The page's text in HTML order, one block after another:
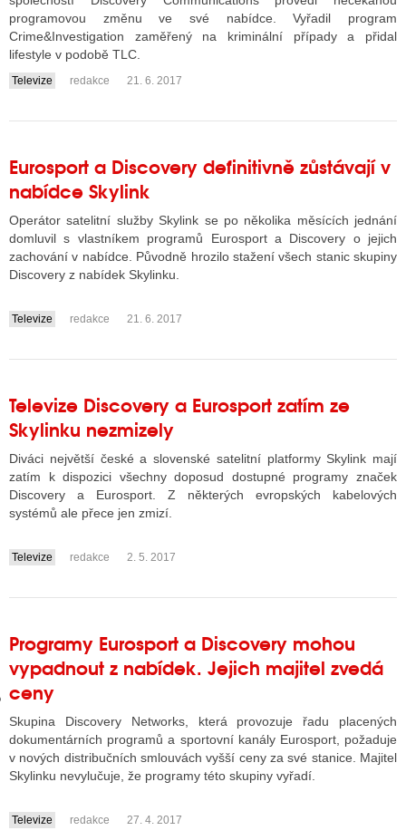
TELEVIZE
TELEVIZÍ
INTERNET
RÁDIA
STRÁNKY RÁDIÍ
STÁT BLOGEREM
DISKUTÉRA NA RADIOTV
STARŠÍCH DISKUZÍ
programovou změnu ve své nabídce. Vyřadil program
Crime&Investigation zaměřený na kriminální případy a přidal
lifestyle v podobě TLC.
....
Televize redakce 21. 6. 2017
Eurosport a Discovery definitivně zůstávají v
nabídce Skylink
Operátor satelitní služby Skylink se po několika měsících jednání
domluvil s vlastníkem programů Eurosport a Discovery o jejich
zachování v nabídce. Původně hrozilo stažení všech stanic skupiny
Discovery z nabídek Skylinku.
....
Televize redakce 21. 6. 2017
Televize Discovery a Eurosport zatím ze
Skylinku nezmizely
Diváci největší české a slovenské satelitní platformy Skylink mají
zatím k dispozici všechny doposud dostupné programy značek
Discovery a Eurosport. Z některých evropských kabelových
systémů ale přece jen zmizí.
....
Televize redakce 2. 5. 2017
Programy Eurosport a Discovery mohou
vypadnout z nabídek. Jejich majitel zvedá
ceny
Skupina Discovery Networks, která provozuje řadu placených
dokumentárních programů a sportovní kanály Eurosport, požaduje
v nových distribučních smlouvách vyšší ceny za své stanice. Majitel
Skylinku nevylučuje, že programy této skupiny vyřadí.
....
Televize redakce 27. 4. 2017